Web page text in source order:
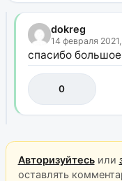
dokreg
14 февраля
спасибо
0
Авторизуйтесьили
оставлять